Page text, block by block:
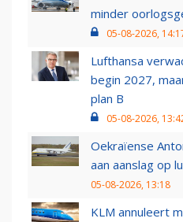
minder
05-08-2026,
Lufthansa
begin 2027,
plan B
05-08-2026,
Oekraïense
aan aanslag op
05-08-2026, 13:18
KLM annuleert